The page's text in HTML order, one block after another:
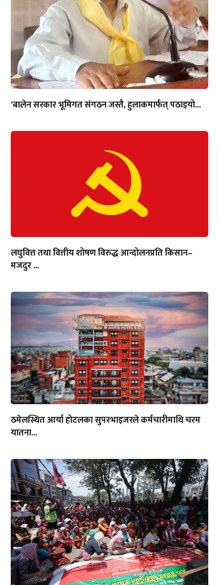
‘बालेन सरकार भूमिगत संगठन जस्तै, हुलाकमार्फत् पठाइयो...
लघुवित्त तथा वित्तीय शोषण विरुद्ध आन्दोलनप्रति किसान–
मजदुर ...
ठमेलस्थित आर्या होटलका सुपरभाइजरले कर्मचारीमाथि चरम
यातना...